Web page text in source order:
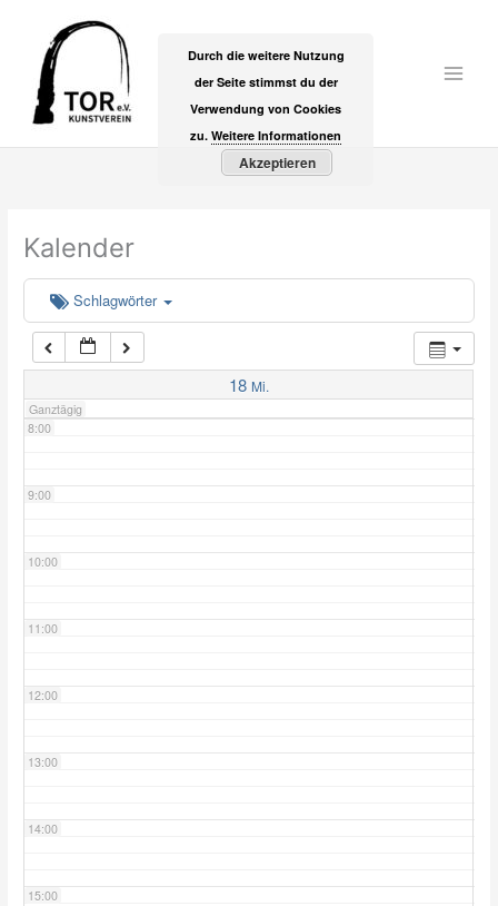
springen
Kalender
Schlagwörter
18 Mi.
Ganztägig
3:00
6:00
7:00
8:00
9:00
10:00
11:00
12:00
13:00
14:00
15:00
Durch die weitere Nutzung
der Seite stimmst du der
Verwendung von Cookies
zu. Weitere Informationen
Akzeptieren